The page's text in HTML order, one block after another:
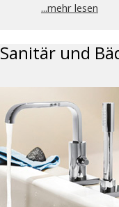
...mehr lesen
Sanitär und